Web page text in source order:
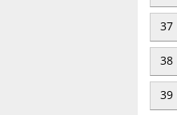
37
38
39